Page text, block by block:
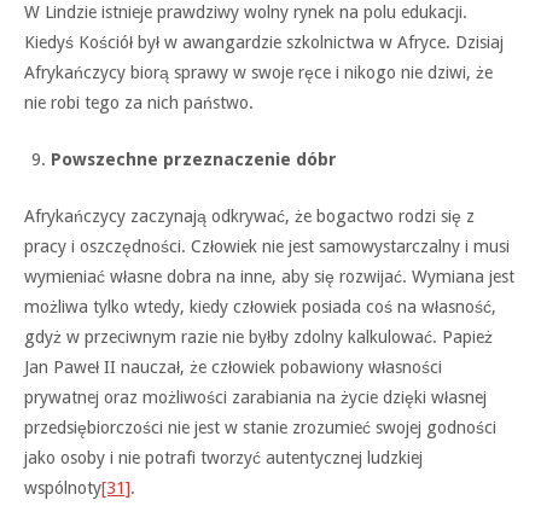
W Lindzie istnieje prawdziwy wolny rynek na polu edukacji.
Kiedyś Kościół był w awangardzie szkolnictwa w Afryce. Dzisiaj
Afrykańczycy biorą sprawy w swoje ręce i nikogo nie dziwi, że
nie robi tego za nich państwo.
Powszechne przeznaczenie dóbr
Afrykańczycy zaczynają odkrywać, że bogactwo rodzi się z
pracy i oszczędności. Człowiek nie jest samowystarczalny i musi
wymieniać własne dobra na inne, aby się rozwijać. Wymiana jest
możliwa tylko wtedy, kiedy człowiek posiada coś na własność,
gdyż w przeciwnym razie nie byłby zdolny kalkulować. Papież
Jan Paweł II nauczał, że człowiek pobawiony własności
prywatnej oraz możliwości zarabiania na życie dzięki własnej
przedsiębiorczości nie jest w stanie zrozumieć swojej godności
jako osoby i nie potrafi tworzyć autentycznej ludzkiej
wspólnoty[31].